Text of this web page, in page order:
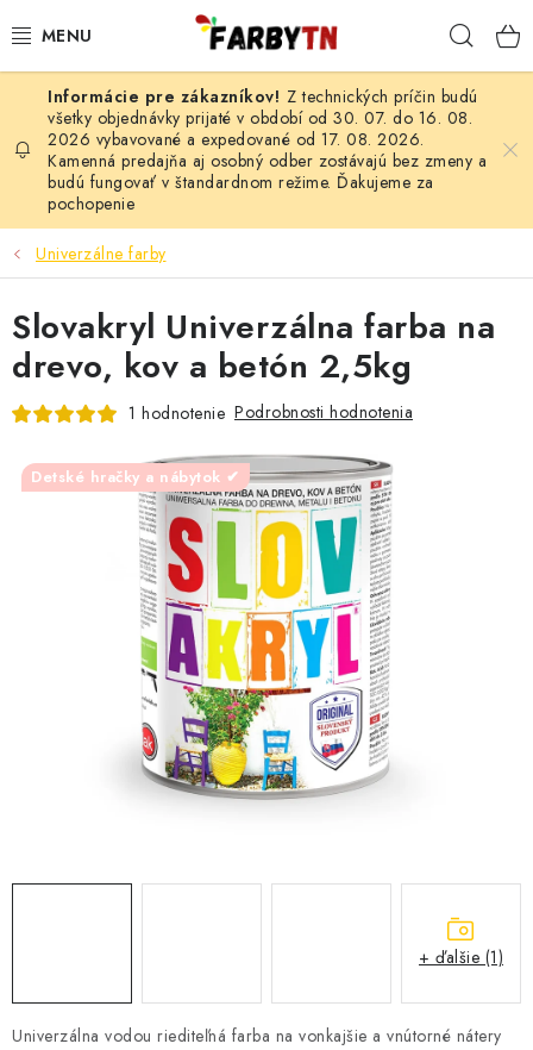
na
FARBY A LAKY
STAVEBNÁ CHÉMIA
MALIARSKE POTREBY
NÁRADIE
AUTO-MOTO
AKCIA
OBCHODNÉ PODMIENKY
HODNOTENIE OBCHODU
MIEŠANIE FARIEB
Obchodné podmienky
Podmienky ochrany osobných údajov
Z technických príčin budú
všetky objednávky prijaté v období od 30. 07. do 16. 08.
2026 vybavované a expedované od 17. 08. 2026.
Kamenná predajňa aj osobný odber zostávajú bez zmeny a
budú fungovať v štandardnom režime. Ďakujeme za
pochopenie
Univerzálne farby
Univerzálna vodou riediteľná farba na vonkajšie a vnútorné nátery
Slovakryl Univerzálna farba na
drevo, kov a betón 2,5kg
1 hodnotenie Podrobnosti hodnotenia
Detské hračky a nábytok ✔
+ ďalšie (1)